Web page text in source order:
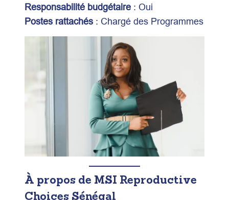
Responsabilité budgétaire : Oui
Postes rattachés : Chargé des Programmes
À propos de MSI Reproductive
Choices Sénégal